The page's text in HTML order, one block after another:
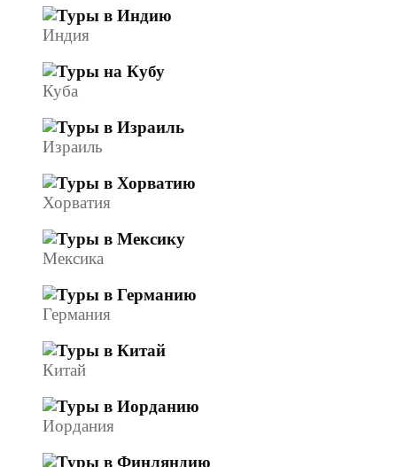
Индия
Куба
Израиль
Хорватия
Мексика
Германия
Китай
Иордания